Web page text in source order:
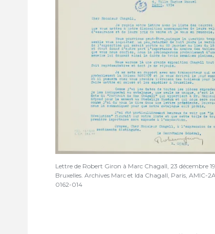
Lettre de Robert Giron à Marc Chagall, 23 décembre
Bruxelles. Archives Marc et Ida Chagall, Paris, AMIC-
0162-014